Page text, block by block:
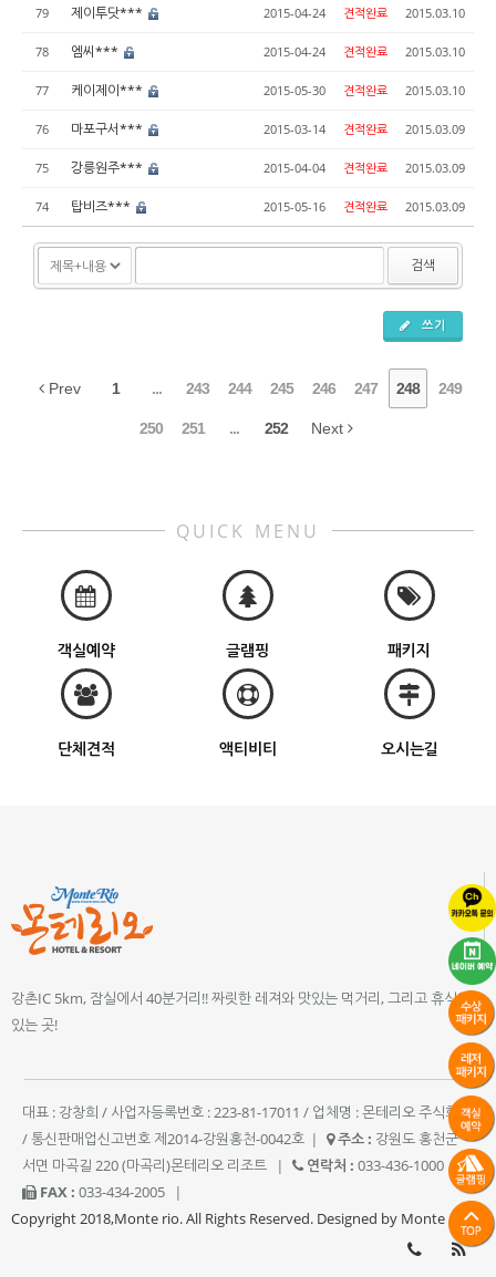
79 제이투닷*** 2015-04-24 견적완료 2015.03.10
78 엠씨*** 2015-04-24 견적완료 2015.03.10
77 케이제이*** 2015-05-30 견적완료 2015.03.10
76 마포구서*** 2015-03-14 견적완료 2015.03.09
75 강릉원주*** 2015-04-04 견적완료 2015.03.09
74 탑비즈*** 2015-05-16 견적완료 2015.03.09
검색
쓰기
Prev 1 ... 243 244 245 246 247 248 249
250 251 ... 252 Next
QUICK MENU
객실예약 글램핑 패키지
단체견적 액티비티 오시는길
강촌IC 5km, 잠실에서 40분거리!! 짜릿한 레져와 맛있는 먹거리, 그리고 휴식이
있는 곳!
대표 : 강창희 / 사업자등록번호 : 223-81-17011 / 업체명 : 몬테리오 주식회사
/ 통신판매업신고번호 제2014-강원홍천-0042호 | 주소 : 강원도 홍천군
서면 마곡길 220 (마곡리)몬테리오 리조트
| 연락처 : 033-436-1000
|
FAX : 033-434-2005
|
Copyright 2018,Monte rio. All Rights Reserved. Designed by Monte rio.